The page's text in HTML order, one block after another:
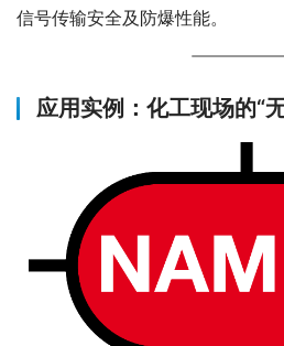
信号传输安全及防爆性能。
应用实例：化工现场的“